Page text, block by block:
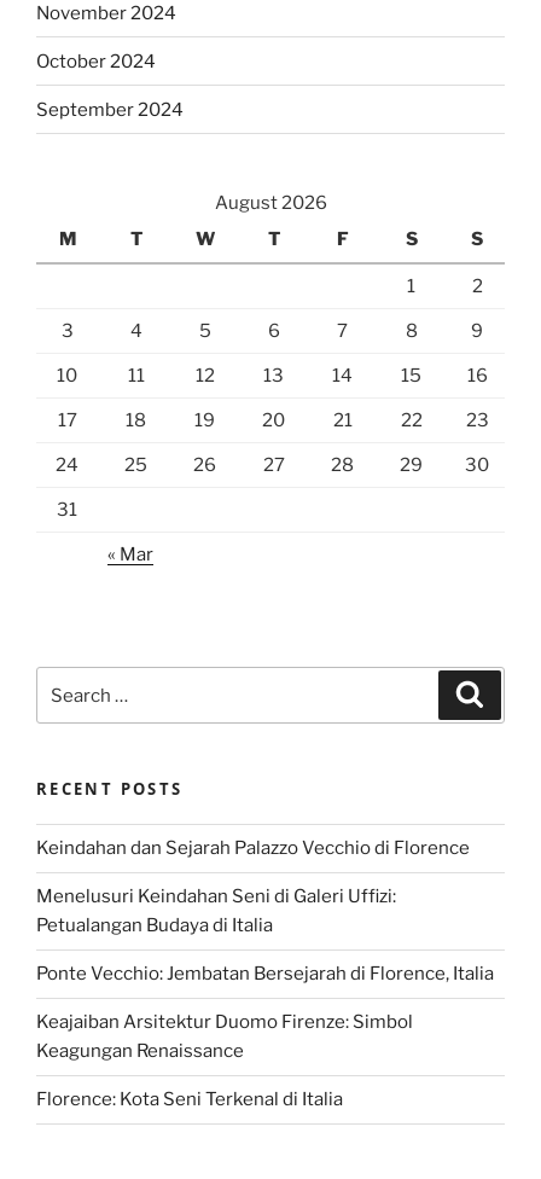
November 2024
October 2024
September 2024
August 2026
M
T W T F S S
1 2
3 4 5 6 7 8 9
10 11 12 13 14 15 16
17 18 19 20 21 22 23
24 25 26 27 28 29 30
31
« Mar
for:
RECENT POSTS
Keindahan dan Sejarah Palazzo Vecchio di Florence
Menelusuri Keindahan Seni di Galeri Uffizi:
Petualangan Budaya di Italia
Ponte Vecchio: Jembatan Bersejarah di Florence, Italia
Keajaiban Arsitektur Duomo Firenze: Simbol
Keagungan Renaissance
Florence: Kota Seni Terkenal di Italia